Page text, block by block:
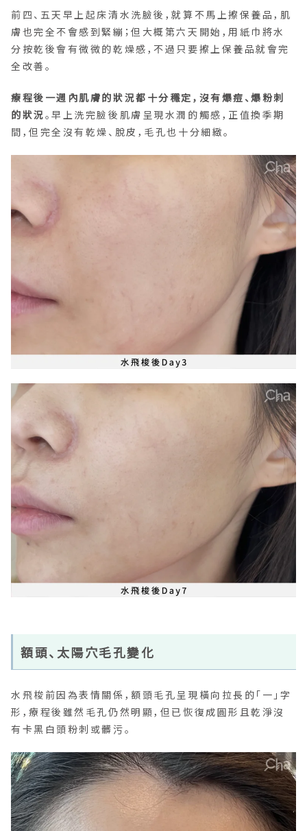
前四、五天早上起床清水洗臉後，就算不馬上擦保養品，肌
膚也完全不會感到緊繃；但大概第六天開始，用紙巾將水
分按乾後會有微微的乾燥感，不過只要擦上保養品就會完
全改善。
療程後一週內肌膚的狀況都十分穩定，沒有爆痘、爆粉刺
的狀況。早上洗完臉後肌膚呈現水潤的觸感，正值換季期
間，但完全沒有乾燥、脫皮，毛孔也十分細緻。
額頭、太陽穴毛孔變化
水飛梭前因為表情關係，額頭毛孔呈現橫向拉長的「一」字
形，療程後雖然毛孔仍然明顯，但已恢復成圓形且乾淨沒
有卡黑白頭粉刺或髒污。